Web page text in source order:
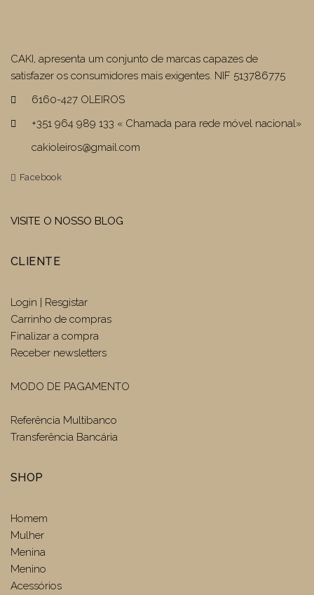
CAKI, apresenta um conjunto de marcas capazes de
satisfazer os consumidores mais exigentes. NIF 513786775
6160-427 OLEIROS
+351 964 989 133 « Chamada para rede móvel nacional»
cakioleiros@gmail.com
Facebook
VISITE O NOSSO BLOG
CLIENTE
Login | Resgistar
Carrinho de compras
Finalizar a compra
Receber newsletters
MODO DE PAGAMENTO
Referência Multibanco
Transferência Bancária
SHOP
Homem
Mulher
Menina
Menino
Acessórios